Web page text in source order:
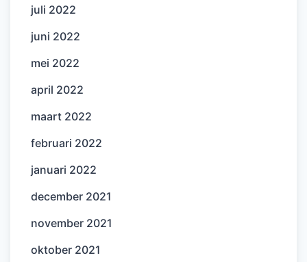
juli 2022
juni 2022
mei 2022
april 2022
maart 2022
februari 2022
januari 2022
december 2021
november 2021
oktober 2021